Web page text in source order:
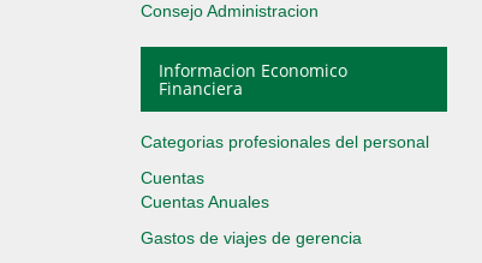
Consejo Administracion
Informacion Economico
Financiera
Categorias profesionales del personal
Cuentas
Cuentas Anuales
Gastos de viajes de gerencia